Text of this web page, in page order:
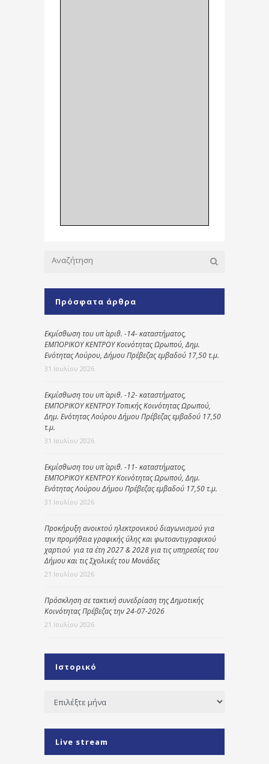
Πρόσφατα άρθρα
Εκμίσθωση του υπ΄ αριθ. -14- καταστήματος,
ΕΜΠΟΡΙΚΟΥ ΚΕΝΤΡΟΥ Κοινότητας Ωρωπού, Δημ.
Ενότητας Λούρου, Δήμου Πρέβεζας εμβαδού 17,50 τ.μ.
31 Ιουλίου 2026
Εκμίσθωση του υπ΄ αριθ. -12- καταστήματος,
ΕΜΠΟΡΙΚΟΥ ΚΕΝΤΡΟΥ Τοπικής Κοινότητας Ωρωπού,
Δημ. Ενότητας Λούρου Δήμου Πρέβεζας εμβαδού 17,50
τ.μ.
31 Ιουλίου 2026
Εκμίσθωση του υπ΄ αριθ. -11- καταστήματος,
ΕΜΠΟΡΙΚΟΥ ΚΕΝΤΡΟΥ Κοινότητας Ωρωπού, Δημ.
Ενότητας Λούρου Δήμου Πρέβεζας εμβαδού 17,50 τ.μ.
31 Ιουλίου 2026
Προκήρυξη ανοικτού ηλεκτρονικού διαγωνισμού για
την προμήθεια γραφικής ύλης και φωτοαντιγραφικού
χαρτιού για τα έτη 2027 & 2028 για τις υπηρεσίες του
Δήμου και τις Σχολικές του Μονάδες
21 Ιουλίου 2026
Πρόσκληση σε τακτική συνεδρίαση της Δημοτικής
Κοινότητας Πρέβεζας την 24-07-2026
21 Ιουλίου 2026
Ιστορικό
Ιστορικό
Live stream